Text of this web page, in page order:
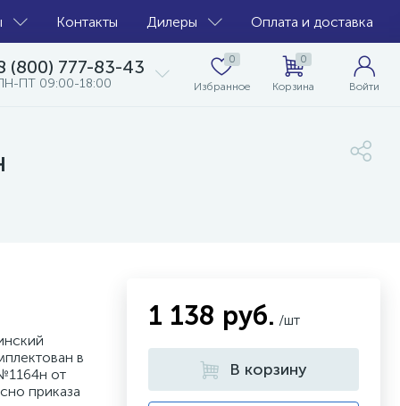
Контакты Дилеры Оплата и доставка
(800) 777-83-43
ПТ 09:00-18:00
0
Избранное
0
Корзина Войти
в
от
приказа
1 138 руб. /шт
В корзину